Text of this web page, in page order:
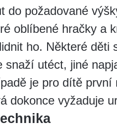
do požadované
oblíbené hračky a
ho. Některé
snaží utéct, jiné
je pro dítě
dokonce vyžaduje